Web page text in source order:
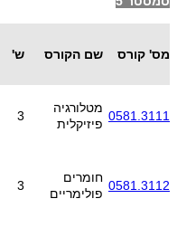
מס' קורס שם הקורס ש'
0581.3111
מטלורגיה
פיזיקלית
3
0581.3112
חומרים
פולימריים
3